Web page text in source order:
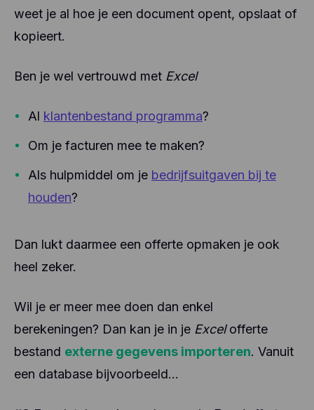
weet je al hoe je een document opent, opslaat of
kopieert.
Ben je wel vertrouwd met Excel
Al klantenbestand programma?
Om je facturen mee te maken?
Als hulpmiddel om je bedrijfsuitgaven bij te
houden?
Dan lukt daarmee een offerte opmaken je ook
heel zeker.
Wil je er meer mee doen dan enkel
berekeningen? Dan kan je in je Excelofferte
bestand externe gegevens importeren. Vanuit
een database bijvoorbeeld...